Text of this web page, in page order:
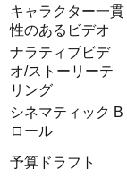
キャラクター一貫
性のあるビデオ
ナラティブビデ
オ/ストーリーテ
リング
シネマティック B
ロール
予算ドラフト